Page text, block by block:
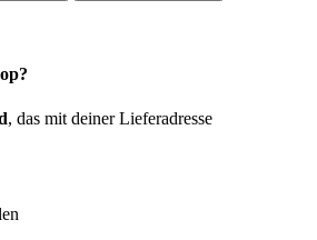
, das mit deiner Lieferadresse